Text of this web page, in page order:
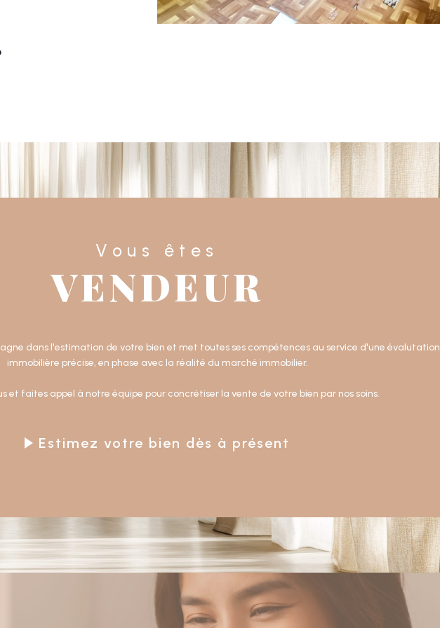
Vous êtes
VENDEUR
dans l'estimation de votre bien et met toutes ses compétences au service d'une évalutation
immobilière précise, en phase avec la réalité du marché immobilier.
et faites appel à notre équipe pour concrétiser la vente de votre bien par nos soins.
Estimez votre bien dès à présent